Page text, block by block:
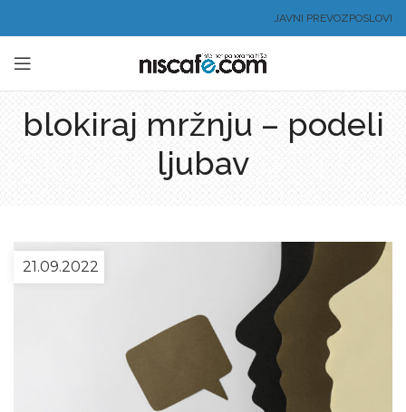
JAVNI PREVOZPOSLOVI
blokiraj mržnju – podeli
ljubav
21.09.2022